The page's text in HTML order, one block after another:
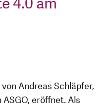
Andreas Schläpfer,
eröffnet. Als